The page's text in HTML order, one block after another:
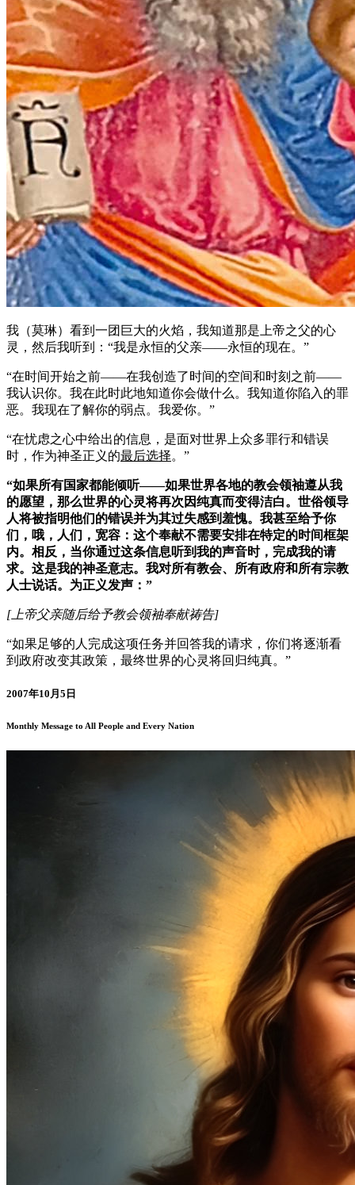
我（莫琳）看到一团巨大的火焰，我知道那是上帝之父的心
灵，然后我听到：“我是永恒的父亲——永恒的现在。”
“在时间开始之前——在我创造了时间的空间和时刻之前——
我认识你。我在此时此地知道你会做什么。我知道你陷入的罪
恶。我现在了解你的弱点。我爱你。”
“在忧虑之心中给出的信息，是面对世界上众多罪行和错误
时，作为神圣正义的最后选择。”
“如果所有国家都能倾听——如果世界各地的教会领袖遵从我
的愿望，那么世界的心灵将再次因纯真而变得洁白。世俗领导
人将被指明他们的错误并为其过失感到羞愧。我甚至给予你
们，哦，人们，宽容：这个奉献不需要安排在特定的时间框架
内。相反，当你通过这条信息听到我的声音时，完成我的请
求。这是我的神圣意志。我对所有教会、所有政府和所有宗教
人士说话。为正义发声：”
[上帝父亲随后给予教会领袖奉献祷告]
“如果足够的人完成这项任务并回答我的请求，你们将逐渐看
到政府改变其政策，最终世界的心灵将回归纯真。”
2007年10月5日
Monthly Message to All People and Every Nation